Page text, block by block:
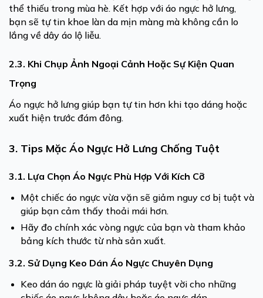
thể thiếu trong mùa hè. Kết hợp với áo ngực hở lưng,
bạn sẽ tự tin khoe làn da mịn màng mà không cần lo
lắng về dây áo lộ liễu.
2.3. Khi Chụp Ảnh Ngoại Cảnh Hoặc Sự Kiện Quan
Trọng
Áo ngực hở lưng giúp bạn tự tin hơn khi tạo dáng hoặc
xuất hiện trước đám đông.
3. Tips Mặc Áo Ngực Hở Lưng Chống Tuột
3.1. Lựa Chọn Áo Ngực Phù Hợp Với Kích Cỡ
Một chiếc áo ngực vừa vặn sẽ giảm nguy cơ bị tuột và
giúp bạn cảm thấy thoải mái hơn.
Hãy đo chính xác vòng ngực của bạn và tham khảo
bảng kích thước từ nhà sản xuất.
3.2. Sử Dụng Keo Dán Áo Ngực Chuyên Dụng
Keo dán áo ngực là giải pháp tuyệt vời cho những